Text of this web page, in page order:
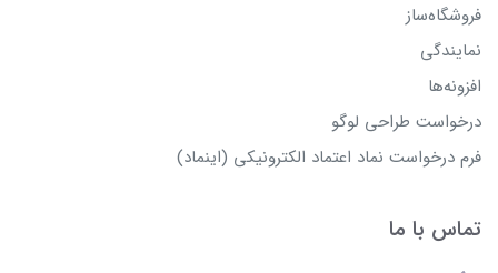
فروشگاه‌ساز
نمایندگی
افزونه‌ها
درخواست طراحی لوگو
فرم درخواست نماد اعتماد الکترونیکی (اینماد)
تماس با ما